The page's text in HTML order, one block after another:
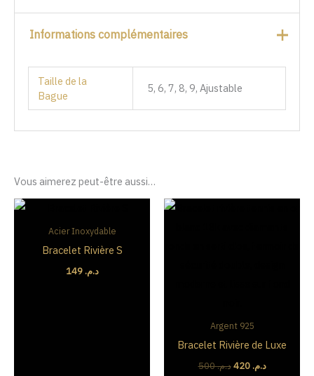
Informations complémentaires
Taille de la
Bague
5, 6, 7, 8, 9, Ajustable
Vous aimerez peut-être aussi…
Acier Inoxydable
Bracelet Rivière S
د.م. 149
Argent 925
Bracelet Rivière de Luxe
د.م.500 د.م. 420